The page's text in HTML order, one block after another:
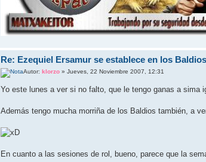
Re: Ezequiel Ersamur se establece en los Baldios
Autor:klorzo » Jueves, 22 Noviembre 2007, 12:31
Yo este lunes a ver si no falto, que le tengo ganas a sima
Además tengo mucha morriña de los Baldios también, a
En cuanto a las sesiones de rol, bueno, parece que la